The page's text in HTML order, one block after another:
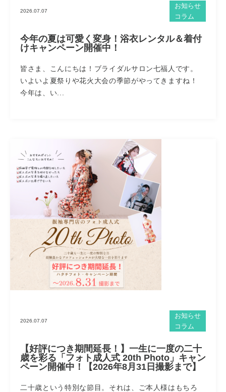
2026.07.07
お知らせ
コラム
今年の夏は可愛く変身！浴衣レンタル＆着付
けキャンペーン開催中！
皆さま、こんにちは！ブライダルサロン七福人です。
いよいよ夏祭りや花火大会の季節がやってきますね！
今年は、い...
2026.07.07
お知らせ
コラム
【好評につき期間延長！】一生に一度の二十
歳を彩る「フォト成人式 20th Photo」キャン
ペーン開催中！【2026年8月31日撮影まで】
二十歳という特別な節目。それは、ご本人様はもちろ